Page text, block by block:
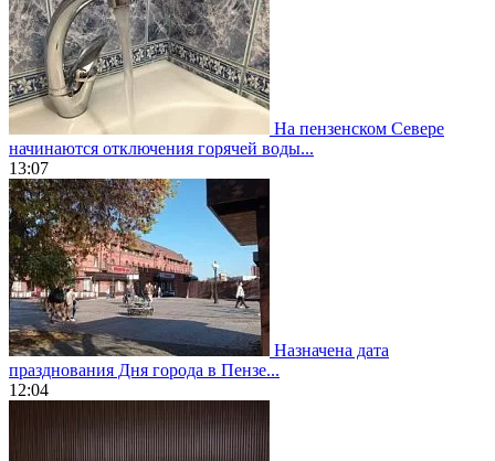
На пензенском Севере
начинаются отключения горячей воды...
13:07
Назначена дата
празднования Дня города в Пензе...
12:04